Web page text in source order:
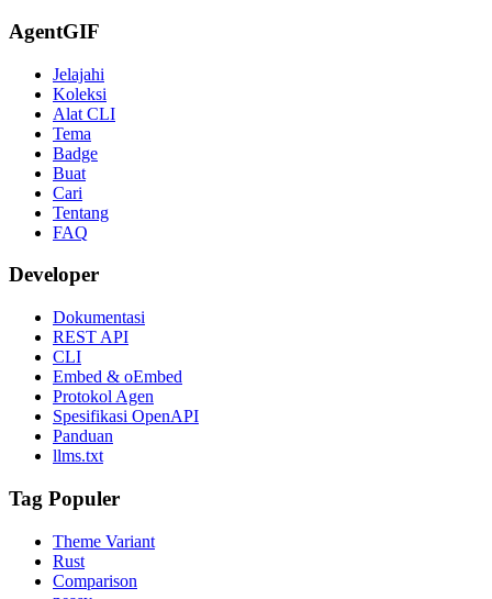
AgentGIF
Jelajahi
Koleksi
Alat CLI
Tema
Badge
Buat
Cari
Tentang
FAQ
Developer
Dokumentasi
REST API
CLI
Embed & oEmbed
Protokol Agen
Spesifikasi OpenAPI
Panduan
llms.txt
Tag Populer
Theme Variant
Rust
Comparison